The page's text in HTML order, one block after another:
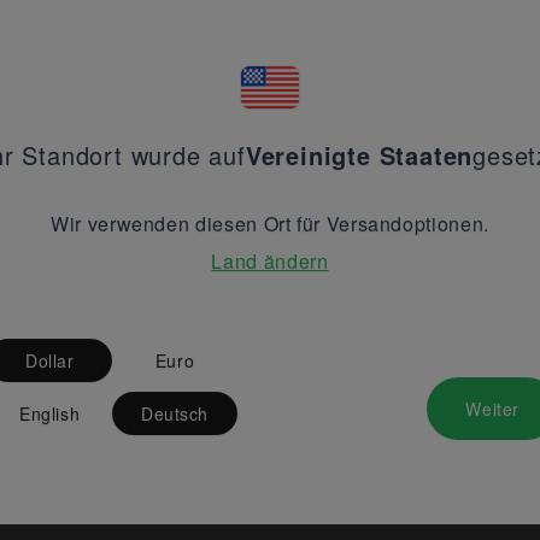
Standort wurde aufVereinigte Staaten
Wir verwenden diesen Ort für Versandoptionen.
Land ändern
Dollar Euro
English Deutsch Weiter